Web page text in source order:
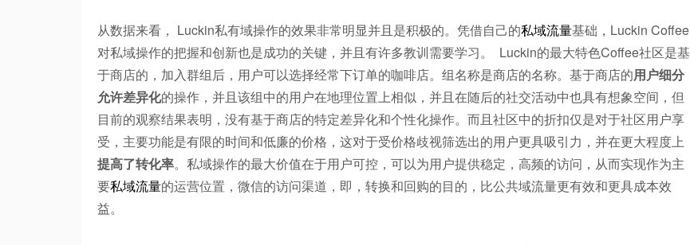
从数据来看， Luckin私有域操作的效果非常明显并且是积极的。凭借自己的私域流量基础，Luckin Coffee
对私域操作的把握和创新也是成功的关键，并且有许多教训需要学习。 Luckin的最大特色Coffee社区是基
于商店的，加入群组后，用户可以选择经常下订单的咖啡店。组名称是商店的名称。基于商店的用户细分
允许差异化的操作，并且该组中的用户在地理位置上相似，并且在随后的社交活动中也具有想象空间，但
目前的观察结果表明，没有基于商店的特定差异化和个性化操作。而且社区中的折扣仅是对于社区用户享
受，主要功能是有限的时间和低廉的价格，这对于受价格歧视筛选出的用户更具吸引力，并在更大程度上
提高了转化率。私域操作的最大价值在于用户可控，可以为用户提供稳定，高频的访问，从而实现作为主
要私域流量的运营位置，微信的访问渠道，即，转换和回购的目的，比公共域流量更有效和更具成本效
益。